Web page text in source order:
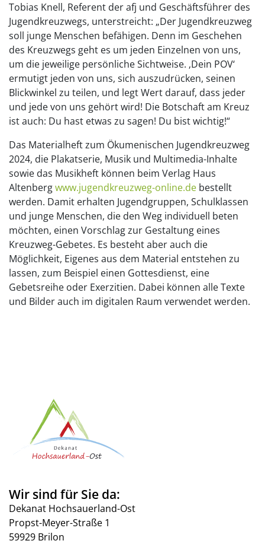
Tobias Knell, Referent der afj und Geschäftsführer des
Jugendkreuzwegs, unterstreicht: „Der Jugendkreuzweg
soll junge Menschen befähigen. Denn im Geschehen
des Kreuzwegs geht es um jeden Einzelnen von uns,
um die jeweilige persönliche Sichtweise. ‚Dein POV‘
ermutigt jeden von uns, sich auszudrücken, seinen
Blickwinkel zu teilen, und legt Wert darauf, dass jeder
und jede von uns gehört wird! Die Botschaft am Kreuz
ist auch: Du hast etwas zu sagen! Du bist wichtig!“
Das Materialheft zum Ökumenischen Jugendkreuzweg
2024, die Plakatserie, Musik und Multimedia-Inhalte
sowie das Musikheft können beim Verlag Haus
Altenbergwww.jugendkreuzweg-online.de bestellt
werden. Damit erhalten Jugendgruppen, Schulklassen
und junge Menschen, die den Weg individuell beten
möchten, einen Vorschlag zur Gestaltung eines
Kreuzweg-Gebetes. Es besteht aber auch die
Möglichkeit, Eigenes aus dem Material entstehen zu
lassen, zum Beispiel einen Gottesdienst, eine
Gebetsreihe oder Exerzitien. Dabei können alle Texte
und Bilder auch im digitalen Raum verwendet werden.
Wir sind für Sie da:
Dekanat Hochsauerland-Ost
Propst-Meyer-Straße 1
59929 Brilon